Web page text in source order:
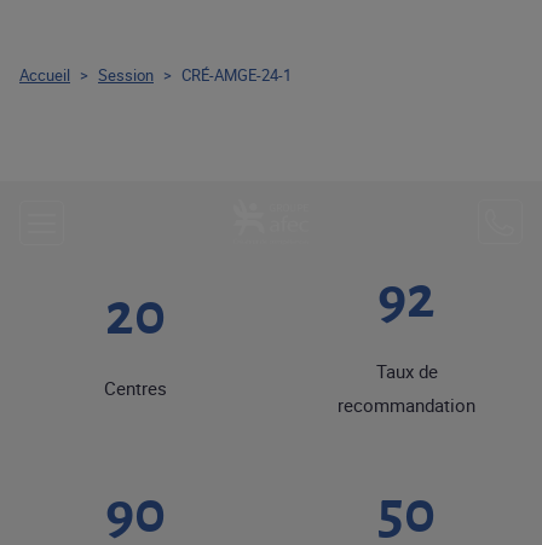
20
Centres
92
Taux de
recommandation
90 50
Accueil > Session > CRÉ-AMGE-24-1